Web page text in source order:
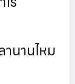
านานไหม